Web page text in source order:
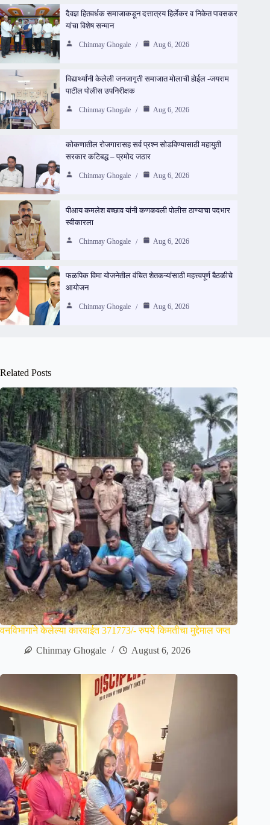
दैवज्ञ हितवर्धक समाजाकडून दत्तात्रय हिर्लेकर व निकेत पावसकर
यांचा विशेष सन्मान
Chinmay Ghogale Aug 6, 2026
विद्यार्थ्यांनी केलेली जनजागृती समाजात मोलाची होईल -जयराम
पाटील पोलीस उपनिरीक्षक
Chinmay Ghogale Aug 6, 2026
कोकणातील रोजगारासह सर्व प्रश्न सोडविण्यासाठी महायुती
सरकार कटिबद्ध – प्रमोद जठार
Chinmay Ghogale Aug 6, 2026
पीआय कमलेश बच्छाव यांनी कणकवली पोलीस ठाण्याचा पदभार
स्वीकारला
Chinmay Ghogale Aug 6, 2026
फळपिक विमा योजनेतील वंचित शेतकऱ्यांसाठी महत्त्वपूर्ण बैठकीचे
आयोजन
Chinmay Ghogale Aug 6, 2026
Related Posts
वनविभागाने केलेल्या कारवाईत 371773/- रुपये किमतीचा मुद्देमाल जप्त
Chinmay Ghogale
August 6, 2026